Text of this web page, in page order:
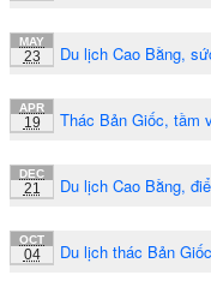
MAY
23 Du lịch Cao Bằng,
APR
19 Thác Bản Giốc, tầm
DEC
21 Du lịch Cao Bằng,
OCT
04 Du lịch thác Bản